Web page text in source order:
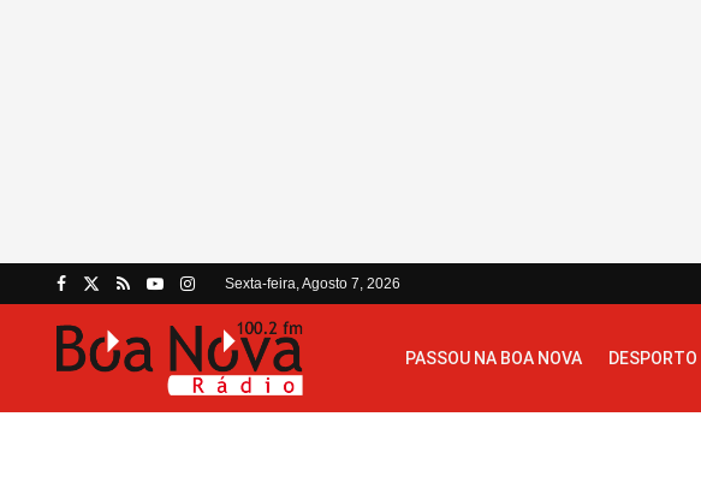
Sexta-feira, Agosto 7, 2026
PASSOU NA BOA NOVA DESPORTO